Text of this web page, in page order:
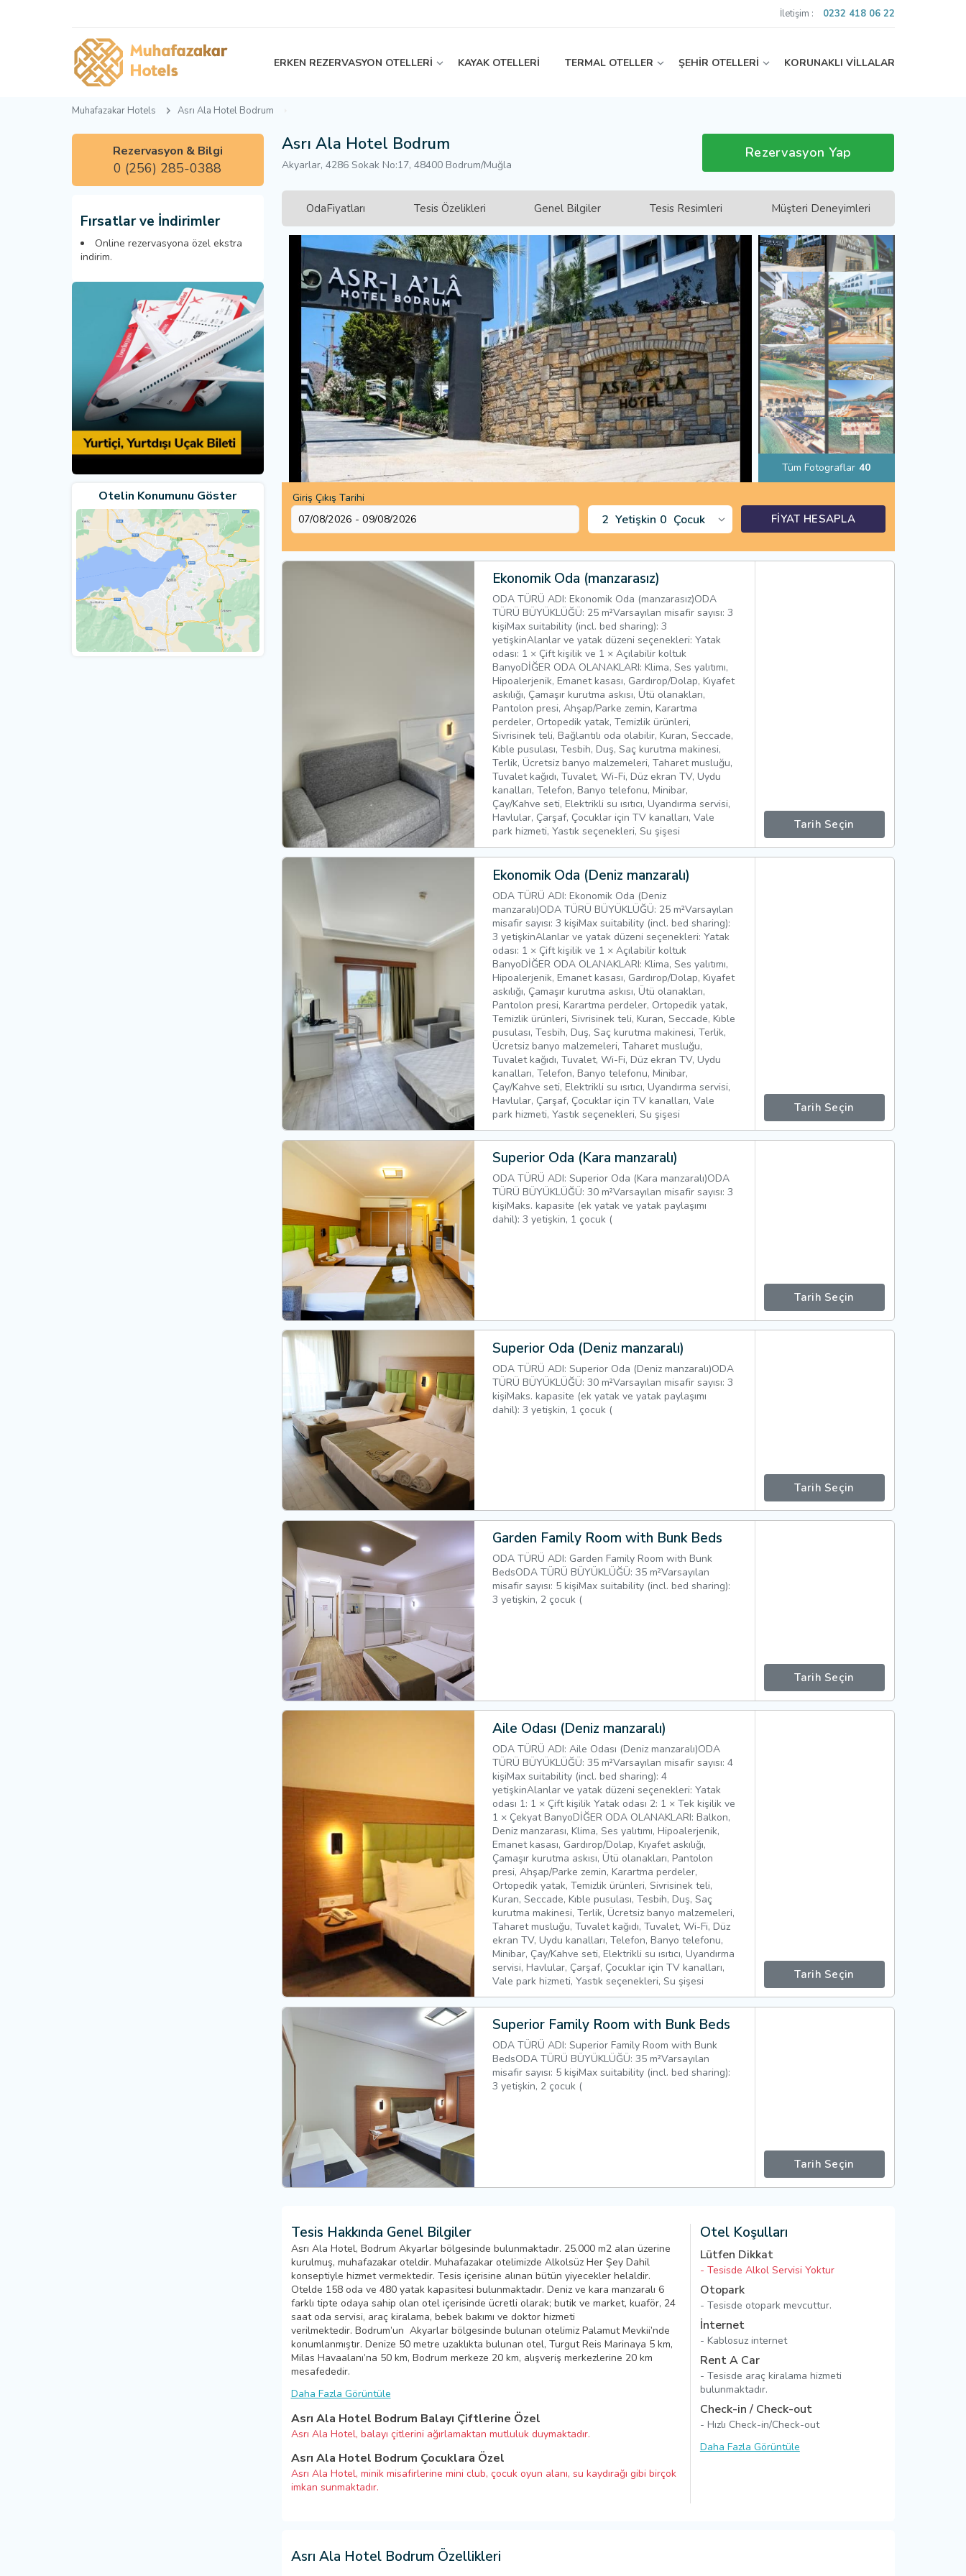
İletişim : 0232 418 06 22
ERKEN REZERVASYON OTELLERİ KAYAK OTELLERİ TERMAL OTELLER ŞEHİR OTELLERİ KORUNAKLI VİLLALAR
Muhafazakar Hotels Asrı Ala Hotel Bodrum
Rezervasyon & Bilgi
0 (256) 285-0388
Fırsatlar ve İndirimler
Online rezervasyona özel ekstra
indirim.
Otelin Konumunu Göster
Asrı Ala Hotel Bodrum
Akyarlar, 4286 Sokak No:17, 48400 Bodrum/Muğla
Rezervasyon Yap
OdaFiyatları Tesis Özelikleri Genel Bilgiler Tesis Resimleri Müşteri Deneyimleri
Tüm Fotograflar 40
Giriş Çıkış Tarihi
2 Yetişkin 0 Çocuk FİYAT HESAPLA
Ekonomik Oda (manzarasız)
ODA TÜRÜ ADI: Ekonomik Oda (manzarasız)ODA
TÜRÜ BÜYÜKLÜĞÜ: 25 m²Varsayılan misafir sayısı: 3
kişiMax suitability (incl. bed sharing): 3
yetişkinAlanlar ve yatak düzeni seçenekleri: Yatak
odası: 1 × Çift kişilik ve 1 × Açılabilir koltuk
BanyoDİĞER ODA OLANAKLARI: Klima, Ses yalıtımı,
Hipoalerjenik, Emanet kasası, Gardırop/Dolap, Kıyafet
askılığı, Çamaşır kurutma askısı, Ütü olanakları,
Pantolon presi, Ahşap/Parke zemin, Karartma
perdeler, Ortopedik yatak, Temizlik ürünleri,
Sivrisinek teli, Bağlantılı oda olabilir, Kuran, Seccade,
Kıble pusulası, Tesbih, Duş, Saç kurutma makinesi,
Terlik, Ücretsiz banyo malzemeleri, Taharet musluğu,
Tuvalet kağıdı, Tuvalet, Wi-Fi, Düz ekran TV, Uydu
kanalları, Telefon, Banyo telefonu, Minibar,
Çay/Kahve seti, Elektrikli su ısıtıcı, Uyandırma servisi,
Havlular, Çarşaf, Çocuklar için TV kanalları, Vale
park hizmeti, Yastık seçenekleri, Su şişesi
Tarih Seçin
Ekonomik Oda (Deniz manzaralı)
ODA TÜRÜ ADI: Ekonomik Oda (Deniz
manzaralı)ODA TÜRÜ BÜYÜKLÜĞÜ: 25 m²Varsayılan
misafir sayısı: 3 kişiMax suitability (incl. bed sharing):
3 yetişkinAlanlar ve yatak düzeni seçenekleri: Yatak
odası: 1 × Çift kişilik ve 1 × Açılabilir koltuk
BanyoDİĞER ODA OLANAKLARI: Klima, Ses yalıtımı,
Hipoalerjenik, Emanet kasası, Gardırop/Dolap, Kıyafet
askılığı, Çamaşır kurutma askısı, Ütü olanakları,
Pantolon presi, Karartma perdeler, Ortopedik yatak,
Temizlik ürünleri, Sivrisinek teli, Kuran, Seccade, Kıble
pusulası, Tesbih, Duş, Saç kurutma makinesi, Terlik,
Ücretsiz banyo malzemeleri, Taharet musluğu,
Tuvalet kağıdı, Tuvalet, Wi-Fi, Düz ekran TV, Uydu
kanalları, Telefon, Banyo telefonu, Minibar,
Çay/Kahve seti, Elektrikli su ısıtıcı, Uyandırma servisi,
Havlular, Çarşaf, Çocuklar için TV kanalları, Vale
park hizmeti, Yastık seçenekleri, Su şişesi
Tarih Seçin
Superior Oda (Kara manzaralı)
ODA TÜRÜ ADI: Superior Oda (Kara manzaralı)ODA
TÜRÜ BÜYÜKLÜĞÜ: 30 m²Varsayılan misafir sayısı: 3
kişiMaks. kapasite (ek yatak ve yatak paylaşımı
dahil): 3 yetişkin, 1 çocuk (
Tarih Seçin
Superior Oda (Deniz manzaralı)
ODA TÜRÜ ADI: Superior Oda (Deniz manzaralı)ODA
TÜRÜ BÜYÜKLÜĞÜ: 30 m²Varsayılan misafir sayısı: 3
kişiMaks. kapasite (ek yatak ve yatak paylaşımı
dahil): 3 yetişkin, 1 çocuk (
Tarih Seçin
Garden Family Room with Bunk Beds
ODA TÜRÜ ADI: Garden Family Room with Bunk
BedsODA TÜRÜ BÜYÜKLÜĞÜ: 35 m²Varsayılan
misafir sayısı: 5 kişiMax suitability (incl. bed sharing):
3 yetişkin, 2 çocuk (
Tarih Seçin
Aile Odası (Deniz manzaralı)
ODA TÜRÜ ADI: Aile Odası (Deniz manzaralı)ODA
TÜRÜ BÜYÜKLÜĞÜ: 35 m²Varsayılan misafir sayısı: 4
kişiMax suitability (incl. bed sharing): 4
yetişkinAlanlar ve yatak düzeni seçenekleri: Yatak
odası 1: 1 × Çift kişilik Yatak odası 2: 1 × Tek kişilik ve
1 × Çekyat BanyoDİĞER ODA OLANAKLARI: Balkon,
Deniz manzarası, Klima, Ses yalıtımı, Hipoalerjenik,
Emanet kasası, Gardırop/Dolap, Kıyafet askılığı,
Çamaşır kurutma askısı, Ütü olanakları, Pantolon
presi, Ahşap/Parke zemin, Karartma perdeler,
Ortopedik yatak, Temizlik ürünleri, Sivrisinek teli,
Kuran, Seccade, Kıble pusulası, Tesbih, Duş, Saç
kurutma makinesi, Terlik, Ücretsiz banyo malzemeleri,
Taharet musluğu, Tuvalet kağıdı, Tuvalet, Wi-Fi, Düz
ekran TV, Uydu kanalları, Telefon, Banyo telefonu,
Minibar, Çay/Kahve seti, Elektrikli su ısıtıcı, Uyandırma
servisi, Havlular, Çarşaf, Çocuklar için TV kanalları,
Vale park hizmeti, Yastık seçenekleri, Su şişesi
Tarih Seçin
Superior Family Room with Bunk Beds
ODA TÜRÜ ADI: Superior Family Room with Bunk
BedsODA TÜRÜ BÜYÜKLÜĞÜ: 35 m²Varsayılan
misafir sayısı: 5 kişiMax suitability (incl. bed sharing):
3 yetişkin, 2 çocuk (
Tarih Seçin
Tesis Hakkında Genel Bilgiler
Asrı Ala Hotel, Bodrum Akyarlar bölgesinde bulunmaktadır. 25.000 m2 alan üzerine
kurulmuş, muhafazakar oteldir. Muhafazakar otelimizde Alkolsüz Her Şey Dahil
konseptiyle hizmet vermektedir. Tesis içerisine alınan bütün yiyecekler helaldir.
Otelde 158 oda ve 480 yatak kapasitesi bulunmaktadır. Deniz ve kara manzaralı 6
farklı tipte odaya sahip olan otel içerisinde ücretli olarak; butik ve market, kuaför, 24
saat oda servisi, araç kiralama, bebek bakımı ve doktor hizmeti
verilmektedir. Bodrum’un Akyarlar bölgesinde bulunan otelimiz Palamut Mevkii’nde
konumlanmıştır. Denize 50 metre uzaklıkta bulunan otel, Turgut Reis Marinaya 5 km,
Milas Havaalanı’na 50 km, Bodrum merkeze 20 km, alışveriş merkezlerine 20 km
mesafededir.
Daha Fazla Görüntüle
Asrı Ala Hotel Bodrum Balayı Çiftlerine Özel
Asrı Ala Hotel, balayı çitlerini ağırlamaktan mutluluk duymaktadır.
Asrı Ala Hotel Bodrum Çocuklara Özel
Asrı Ala Hotel, minik misafirlerine mini club, çocuk oyun alanı, su kaydırağı gibi birçok
imkan sunmaktadır.
Otel Koşulları
Lütfen Dikkat
- Tesisde Alkol Servisi Yoktur
Otopark
- Tesisde otopark mevcuttur.
İnternet
- Kablosuz internet
Rent A Car
- Tesisde araç kiralama hizmeti
bulunmaktadır.
Check-in / Check-out
- Hızlı Check-in/Check-out
Daha Fazla Görüntüle
Asrı Ala Hotel Bodrum Özellikleri